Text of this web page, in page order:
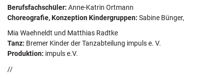
Berufsfachschüler: Anne-Katrin Ortmann
Choreografie, Konzeption Kindergruppen: Sabine Bünger,
Mia Waehneldt und Matthias Radtke
Tanz: Bremer Kinder der Tanzabteilung impuls e. V.
Produktion: impuls e.V.
//